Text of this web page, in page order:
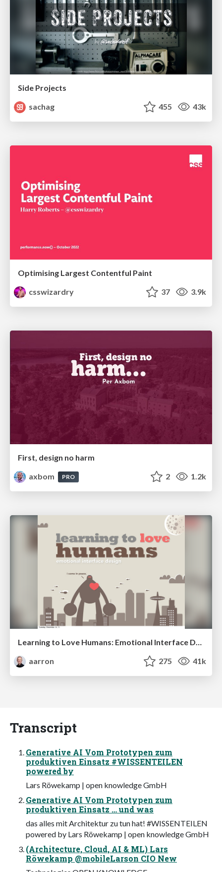
Side Projects
sachag
455 43k
Optimising Largest Contentful Paint
csswizardry
37 3.9k
First, design no harm
axbom
PRO 2 1.2k
Learning to Love Humans: Emotional Interface Design
aarron
275 41k
Transcript
Generative AI Vom Prototypen zum
produktiven Einsatz #WISSENTEILEN
powered by
Lars Röwekamp | open knowledge GmbH
Generative AI Vom Prototypen zum
produktiven Einsatz … und was
das alles mit Architektur zu tun hat! #WISSENTEILEN
powered by Lars Röwekamp | open knowledge GmbH
(Architecture, Cloud, AI & ML) Lars
Röwekamp @mobileLarson CIO New